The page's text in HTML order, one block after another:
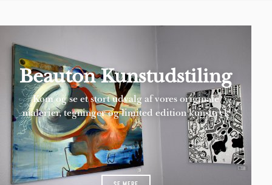
Beauton Kunstudstiling
Kom og se et stort udvalg af vores originale
malerier, tegninger og limited edition kunsttryk